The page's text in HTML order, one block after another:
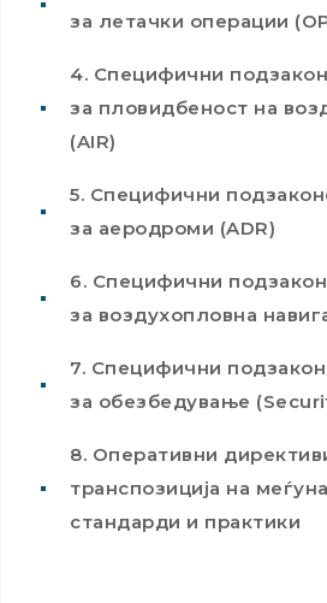
за летaчки операции
4. Специфични
за пловидбеност на
(AIR)
5. Специфични
за аеродроми (ADR)
6. Специфични
за воздухопловна
7. Специфични
за обезбедување
8. Оперативни
транспозиција на
стандарди и практики